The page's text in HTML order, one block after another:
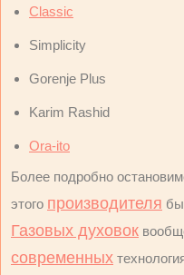
Classic
Simplicity
Gorenje Plus
Karim Rashid
Ora-ito
Более подробно
этого производителя
Газовых духовок
современных